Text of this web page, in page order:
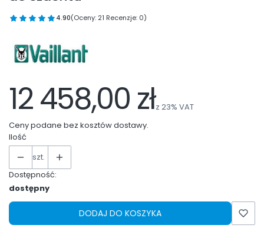
4.90(Oceny: 21 Recenzje: 0)
12 458,00 złz 23% VAT
Ceny podane bez kosztów dostawy.
Ilość
szt.
Dostępność:
dostępny
DODAJ DO KOSZYKA